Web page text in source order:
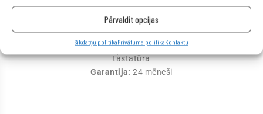
Pārvaldīt opcijas
Sīkdatņu politikaPrivātuma politikaKontaktu
45
Akumulators:oriģināls, funkcionāls.
tastatūra
Garantija: 24 mēneši